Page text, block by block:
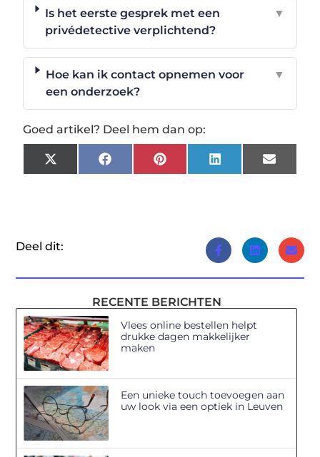
Is het eerste gesprek met een
privédetective verplichtend?
▼
Hoe kan ik contact opnemen voor
een onderzoek?
▼
Goed artikel? Deel hem dan op:
X
(Twitter)
FacebookPinterestLinkedInEmail
Deel dit:
RECENTE BERICHTEN
Vlees online bestellen helpt
drukke dagen makkelijker
maken
Een unieke touch toevoegen aan
uw look via een optiek in Leuven